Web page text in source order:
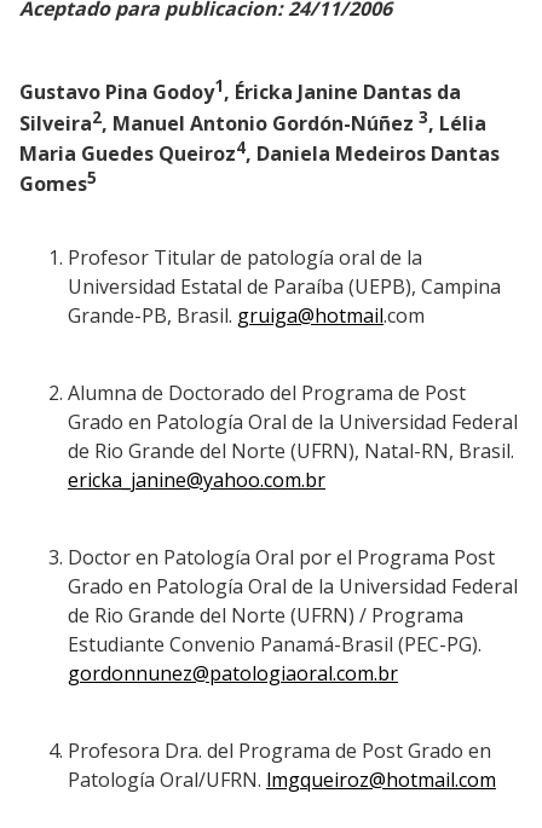
Aceptado para publicacion: 24/11/2006
Gustavo Pina Godoy1, Éricka Janine Dantas da
Silveira2, Manuel Antonio Gordón-Núñez 3, Lélia
Maria Guedes Queiroz4, Daniela Medeiros Dantas
Gomes5
Profesor Titular de patología oral de la
Universidad Estatal de Paraíba (UEPB), Campina
Grande-PB, Brasil. gruiga@hotmail.com
Alumna de Doctorado del Programa de Post
Grado en Patología Oral de la Universidad Federal
de Rio Grande del Norte (UFRN), Natal-RN, Brasil.
ericka_janine@yahoo.com.br
Doctor en Patología Oral por el Programa Post
Grado en Patología Oral de la Universidad Federal
de Rio Grande del Norte (UFRN) / Programa
Estudiante Convenio Panamá-Brasil (PEC-PG).
gordonnunez@patologiaoral.com.br
Profesora Dra. del Programa de Post Grado en
Patología Oral/UFRN. lmgqueiroz@hotmail.com